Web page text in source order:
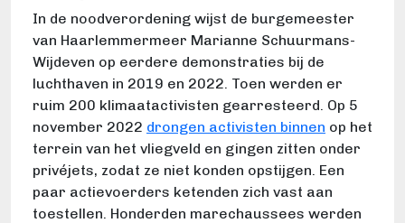
In de noodverordening wijst de burgemeester
van Haarlemmermeer Marianne Schuurmans-
Wijdeven op eerdere demonstraties bij de
luchthaven in 2019 en 2022. Toen werden er
ruim 200 klimaatactivisten gearresteerd. Op 5
november 2022 drongen activisten binnen op het
terrein van het vliegveld en gingen zitten onder
privéjets, zodat ze niet konden opstijgen. Een
paar actievoerders ketenden zich vast aan
toestellen. Honderden marechaussees werden